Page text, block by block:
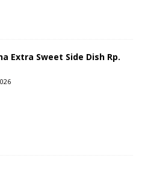
Extra Sweet Side Dish Rp.